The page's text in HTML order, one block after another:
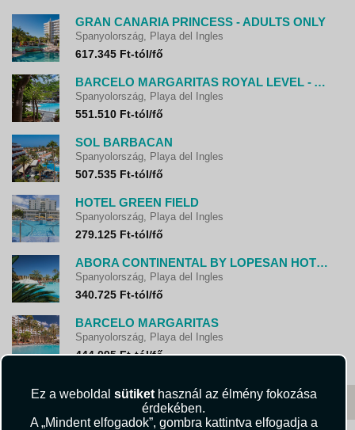
Ez a weboldal sütikethasznál az élmény fokozása
érdekében.
A „Mindent elfogadok”, gombra kattintva elfogadja a
GRAN CANARIA PRINCESS - ADULTS ONLY
Spanyolország, Playa del Ingles
617.345 Ft-tól/fő
BARCELO MARGARITAS ROYAL LEVEL - ADULTS ONLY
Spanyolország, Playa del Ingles
551.510 Ft-tól/fő
SOL BARBACAN
Spanyolország, Playa del Ingles
507.535 Ft-tól/fő
HOTEL GREEN FIELD
Spanyolország, Playa del Ingles
279.125 Ft-tól/fő
ABORA CONTINENTAL BY LOPESAN HOTELS
Spanyolország, Playa del Ingles
340.725 Ft-tól/fő
BARCELO MARGARITAS
Spanyolország, Playa del Ingles
444.095 Ft-tól/fő